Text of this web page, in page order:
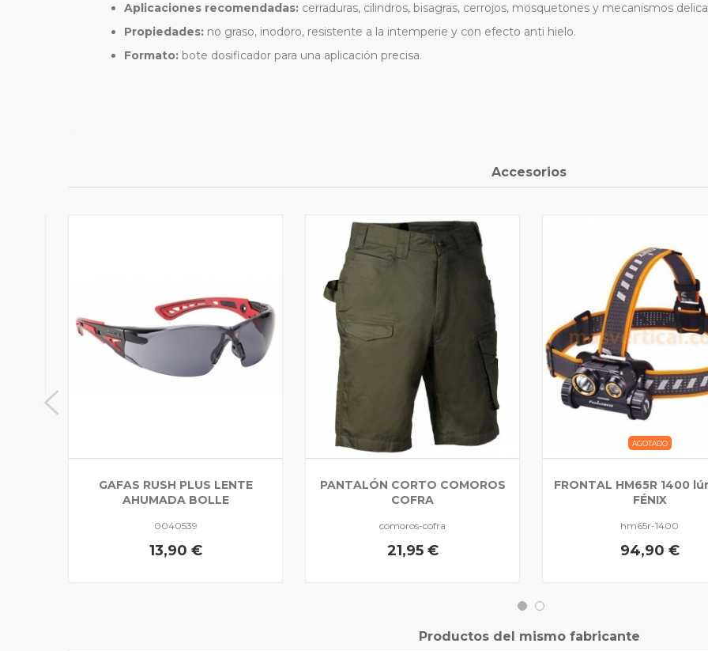
Aplicaciones recomendadas: cerraduras, cilindros, bisagras, cerrojos, mosquetones y mecanismos
Propiedades: no graso, inodoro, resistente a la intemperie y con efecto anti hielo.
Formato: bote dosificador para una aplicación precisa.
Accesorios
GAFAS RUSH PLUS LENTE
AHUMADA BOLLE
0040539
13,90 €
PANTALÓN CORTO COMOROS
COFRA
comoros-cofra
21,95 €
AGOTADO
FRONTAL HM65R 1400
FÉNIX
hm65r-1400
94,90 €
Productos del mismo fabricante